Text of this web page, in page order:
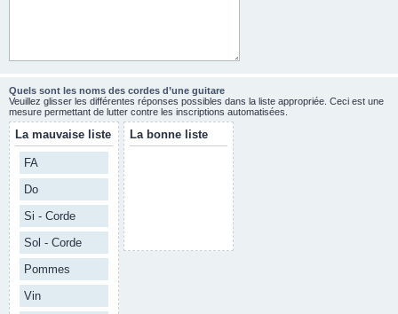
Quels sont les noms des cordes d’une guitare
Veuillez glisser les différentes réponses possibles dans la liste appropriée. Ceci est une
mesure permettant de lutter contre les inscriptions automatisées.
La mauvaise liste
FA
Do
Si - Corde
Sol - Corde
Pommes
Vin
La bonne liste